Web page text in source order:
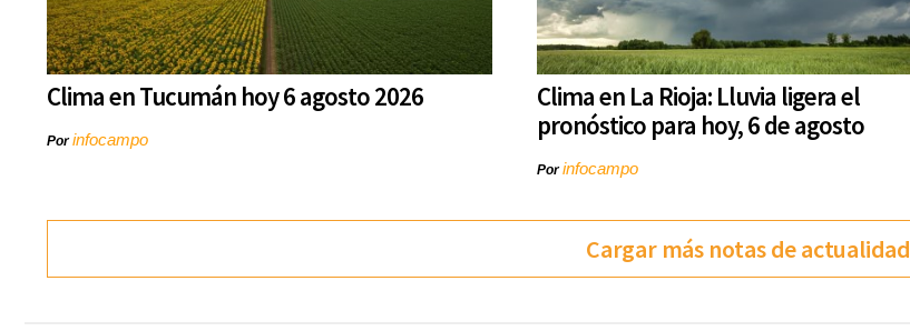
Clima en Tucumán hoy 6 agosto 2026
Porinfocampo
Clima en La Rioja: Lluvia ligera el
pronóstico para hoy, 6 de agosto
Porinfocampo
Cargar más notas de actualidad